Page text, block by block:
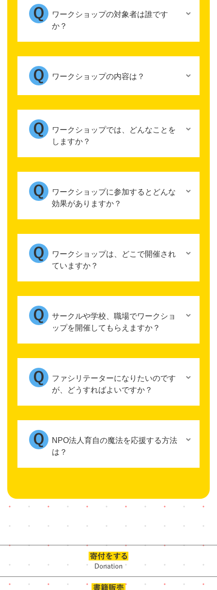
ワークショップの対象者は誰です
か？
ワークショップの内容は？
ワークショップでは、どんなことを
しますか？
ワークショップに参加するとどんな
効果がありますか？
ワークショップは、どこで開催され
ていますか？
サークルや学校、職場でワークショ
ップを開催してもらえますか？
ファシリテーターになりたいのです
が、どうすればよいですか？
NPO法人育自の魔法を応援する方法
は？